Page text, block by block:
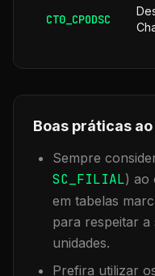
CT0_CPODSC
Boas práticas
Sempre
SC_FILIAL) ao
em tabelas
para respeitar a
unidades.
Prefira utilizar